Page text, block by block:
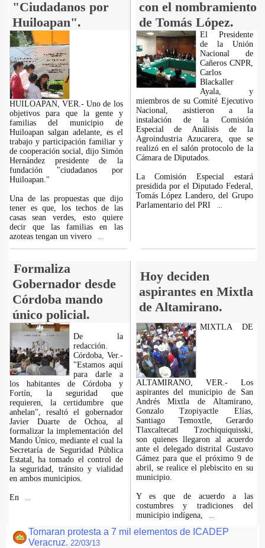
"Ciudadanos por
Huiloapan".
con el nombramiento
de Tomás López.
HUILOAPAN, VER.- Uno de los
objetivos para que la gente y
familias del municipio de
Huiloapan salgan adelante, es el
trabajo y participación familiar y
de cooperación social, dijo Simón
Hernández presidente de la
fundación "ciudadanos por
Huiloapan."
Una de las propuestas que dijo
tener es que, los techos de las
casas sean verdes, esto quiere
decir que las familias en las
azoteas tengan un vivero
El Presidente
de la Unión
Nacional de
Cañeros CNPR,
Carlos
Blackaller
Ayala, y
miembros de su Comité Ejecutivo
Nacional, asistieron a la
instalación de la Comisión
Especial de Análisis de la
Agroindustria Azucarera, que se
realizó en el salón protocolo de la
Cámara de Diputados.
La Comisión Especial estará
presidida por el Diputado Federal,
Tomás López Landero, del Grupo
Parlamentario del PRI
Formaliza
Gobernador desde
Córdoba mando
único policial.
Hoy deciden
aspirantes en Mixtla
de Altamirano.
De la
redacción.
Córdoba, Ver.-
"Estamos aquí
para darle a
los habitantes de Córdoba y
Fortín, la seguridad que
requieren, la certidumbre que
anhelan", resaltó el gobernador
Javier Duarte de Ochoa, al
formalizar la implementación del
Mando Único, mediante el cual la
Secretaría de Seguridad Pública
Estatal, ha tomado el control de
la seguridad, tránsito y vialidad
en ambos municipios.
En
MIXTLA DE
ALTAMIRANO, VER.- Los
aspirantes del municipio de San
Andrés Mixtla de Altamirano,
Gonzalo Tzopiyactle Elías,
Santiago Temoxtle, Gerardo
Tlaxcaltecatl Tzochiquiquisski,
son quienes llegaron al acuerdo
ante el delegado distrital Gustavo
Gámez para que el próximo 9 de
abril, se realice el plebiscito en su
municipio.
Y es que de acuerdo a las
costumbres y tradiciones del
municipio indígena,
Tomaran protesta a 7 mil elementos de ICADEP
Veracruz. 22/03/13